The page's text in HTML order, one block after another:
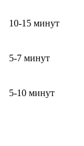
10-15 минут
5-7 минут
5-10 минут